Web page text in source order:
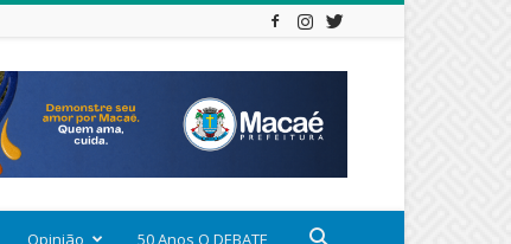
Opinião 50 Anos O DEBATE